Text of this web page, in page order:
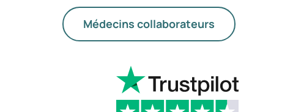
Médecins collaborateurs